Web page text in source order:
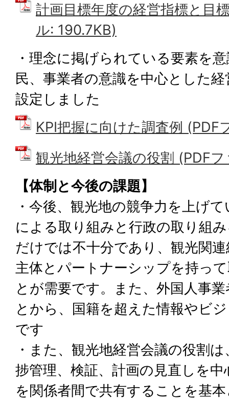
計画目標年度の経営指標と目
ル: 190.7KB)
・理念に掲げられている要素を
民、事業者の意識を中心とした
設定しました
KPI把握に向けた調査例 (PDF
観光地経営会議の役割 (PDF
【体制と今後の課題】
・今後、観光地の競争力を上げ
による取り組みと行政の取り組
だけでは不十分であり、観光関
主体とパートナーシップを持っ
とが需要です。また、外国人事
とから、国籍を超えた情報やビ
です
・また、観光地経営会議の役割
捗管理、検証、計画の見直しを
を関係者間で共有することを基